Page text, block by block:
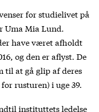
for studielivet på
Uma Mia Lund.
have været afholdt
og den er aflyst. De
til at gå glip af deres
rusturen) i uge 39.
instituttets ledelse